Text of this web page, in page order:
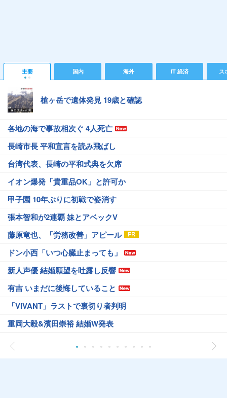
主要 国内 海外 IT 経済 ス
槍ヶ岳で遺体発見 19歳と確認
各地の海で事故相次ぐ 4人死亡
長崎市長 平和宣言を読み飛ばし
台湾代表、長崎の平和式典を欠席
イオン爆発「貴重品OK」と許可か
甲子園 10年ぶりに初戦で姿消す
張本智和が2連覇 妹とアベックV
藤原竜也、「労務改善」アピール
ドン小西「いつ心臓止まっても」
新人声優 結婚願望を吐露し反響
有吉 いまだに後悔していること
「VIVANT」ラストで裏切り者判明
重岡大毅&濱田崇裕 結婚W発表